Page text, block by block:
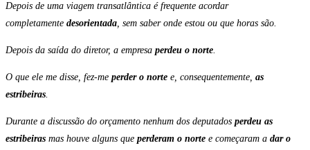
Depois de uma viagem transatlântica é frequente acordar
completamente desorientada, sem saber onde estou ou que horas são.
Depois da saída do diretor, a empresa perdeu o norte.
O que ele me disse, fez-me perder o norte e, consequentemente, as
estribeiras.
Durante a discussão do orçamento nenhum dos deputados perdeu as
estribeiras mas houve alguns que perderam o norte e começaram a dar o